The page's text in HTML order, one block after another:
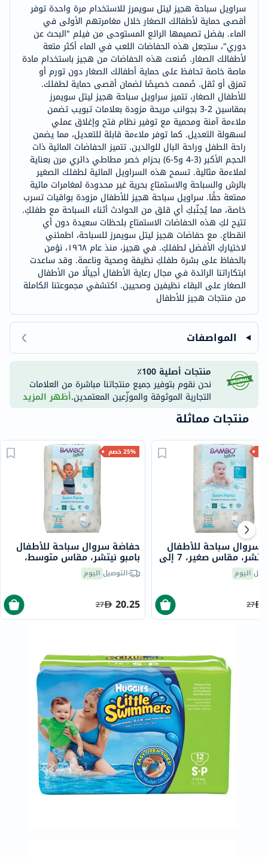
سراويل سباحة هجيز ليتل سويمرز للاستخدام مرة واحدة توفر
أقصى حماية لأطفالك الصغار خلال مغامرتهم الأولى في
الماء. بفضل تصميمها الرائع المستوحى من فيلم "البحث عن
دوري"، ستجعل هذه الحفاضات اللعب في الماء أكثر متعة
لأطفالك الصغار. صُنعت هذه الحفاضات من هجيز باستخدام مادة
ماصة خاصة تحافظ على حماية أطفالك الصغار دون تورم أو
تمزق أو ثقل. صُممت خصيصًا لضمان أقصى حماية لطفلك.
للأطفال الصغار، تتميز سراويل سباحة هجيز ليتل سويمرز
بمقاسين 2-3 بجوانب مريحة مزودة بعلامات تبويب تضمن
ملاءمة آمنة ومحمية مع توفير نظام فتح وإغلاق عملي
لسهولة التعديل. كما توفر ملاءمة قابلة للتعديل، مما يضمن
راحة الطفل وراحة البال للوالدين. تتميز الحفاضات المائية ذات
الحجم الأكبر (3-4 و5-6) بحزام خصر مطاطي دائري مرن بعناية
لملاءمة مثالية. تسمح هذه السراويل المائية لطفلك الصغير
بالرش والسباحة والاستمتاع بحرية غير محدودة لمغامرات مائية
ممتعة حقًا. سراويل سباحة هجيز للأطفال مزودة بواقيات تسرب
خاصة، مما يُجنّبكِ أي قلق من الحوادث أثناء السباحة مع طفلكِ.
تتيح لكِ هذه الحفاضات الاستمتاع بلحظات سعيدة دون أي
انقطاع. مع حفاضات هجيز ليتل سويمرز للسباحة، اطمئني
لاختياركِ الأفضل لطفلكِ. في هجيز، منذ عام ١٩٦٨، نؤمن
بالحفاظ على بشرة طفلكِ نظيفة وصحية وناعمة. وقد ساعدت
ابتكاراتنا الرائدة في مجال رعاية الأطفال أجيالًا من الأطفال
الصغار على البقاء نظيفين وصحيين. اكتشفي مجموعتنا الكاملة
من منتجات هجيز للأطفال
المواصفات
منتجات أصلية 100٪
نحن نقوم بتوفير جميع منتجاتنا مباشرة من العلامات
التجارية الموثوقة والموزّعين المعتمدين.أظهر المزيد
منتجات مماثلة
25% خصم
حفاضة سروال سباحة للأطفال
بامبو نيتشر، مقاس متوسط،
+12 كجم، 12 قطعة التوصيل اليوم
20.25
27
سروال سباحة للأطفال
بامبو نيتشر، مقاس صغير، 7 إلى
اليوم
27